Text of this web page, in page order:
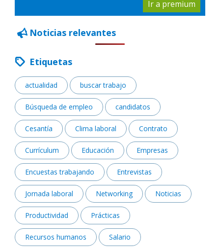
Ir a premium
Noticias relevantes
Etiquetas
actualidad buscar trabajo
Búsqueda de empleo candidatos
Cesantía Clima laboral Contrato
Currículum Educación Empresas
Encuestas trabajando Entrevistas
Jornada laboral Networking Noticias
Productividad Prácticas
Recursos humanos Salario